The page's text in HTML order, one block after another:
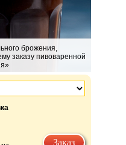
брожения,
заказу пивоваренной
Заказ